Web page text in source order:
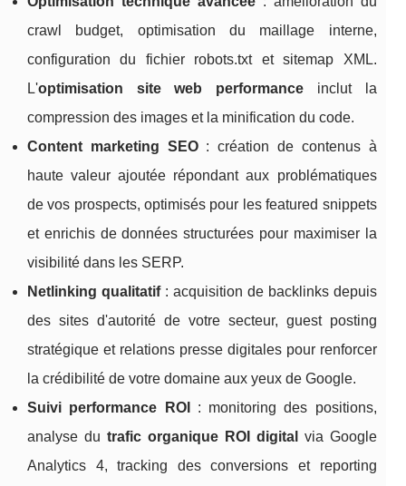
crawl budget, optimisation du maillage interne,
configuration du fichier robots.txt et sitemap XML.
L'optimisation site web performance inclut la
compression des images et la minification du code.
Content marketing SEO: création de contenus à
haute valeur ajoutée répondant aux problématiques
de vos prospects, optimisés pour les featured snippets
et enrichis de données structurées pour maximiser la
visibilité dans les SERP.
Netlinking qualitatif: acquisition de backlinks depuis
des sites d'autorité de votre secteur, guest posting
stratégique et relations presse digitales pour renforcer
la crédibilité de votre domaine aux yeux de Google.
Suivi performance ROI
: monitoring des positions,
analyse du trafic organique ROI digital
via Google
Analytics 4, tracking des conversions et reporting